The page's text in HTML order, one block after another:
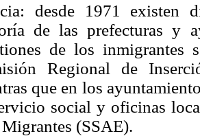
desde 1971 existen
de las prefecturas y
de los inmigrantes
Regional de
que en los
social y oficinas
(SSAE).